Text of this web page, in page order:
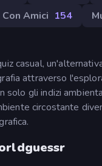
Con Amici 154
casual,
attraverso
solo gli indizi
circostante